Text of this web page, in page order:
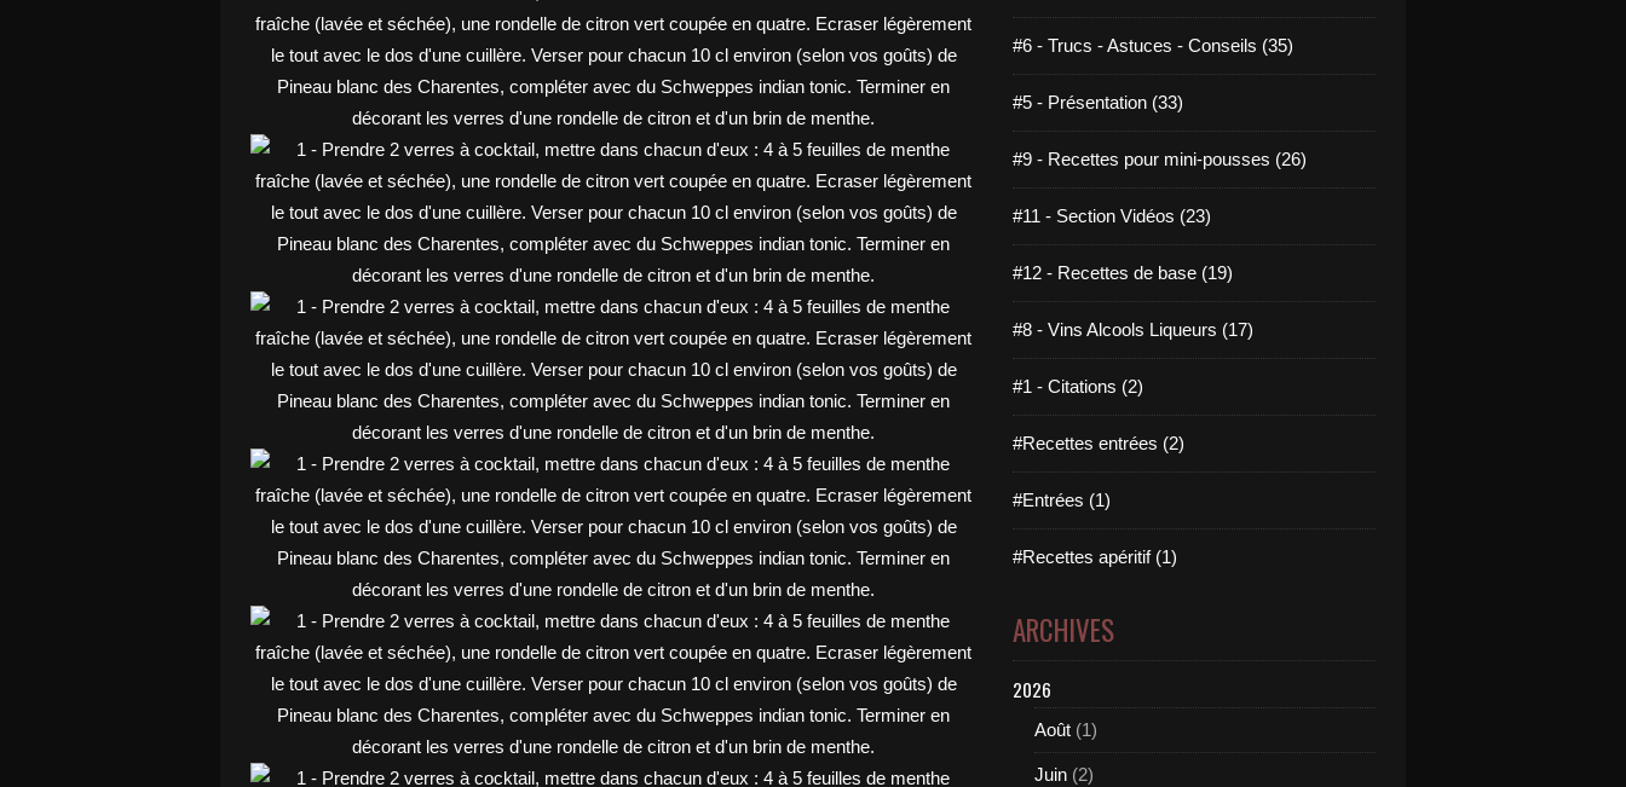
#6 - Trucs - Astuces - Conseils (35)
#5 - Présentation (33)
#9 - Recettes pour mini-pousses (26)
#11 - Section Vidéos (23)
#12 - Recettes de base (19)
#8 - Vins Alcools Liqueurs (17)
#1 - Citations (2)
#Recettes entrées (2)
#Entrées (1)
#Recettes apéritif (1)
ARCHIVES
2026
Août (1)
Juin (2)